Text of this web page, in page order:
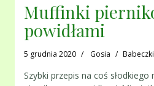
Muffinki
powidłami
5 grudnia 2020 Gosia
Szybki przepis na coś